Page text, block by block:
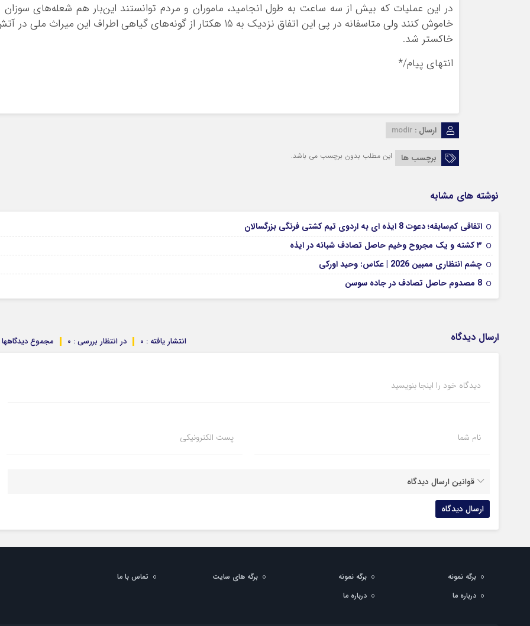
در این عملیات که بیش از سه ساعت به طول انجامید، ماموران و مردم توانستند این‌بار هم شعله‌های سوزان
خاموش کنند ولی متاسفانه در پی این اتفاق نزدیک به 15 هکتار از گونه‌های گیاهی اطراف این میراث ملی در
خاکستر شد.
انتهای پیام/*
ارسال : modir
برچسب ها این مطلب بدون برچسب می باشد.
نوشته های مشابه
اتفاقی کم‌سابقه؛ دعوت 8 ایذه ای به اردوی تیم کشتی فرنگی بزرگسالان
۳ کشته و یک مجروح وخیم حاصل تصادف شبانه در ایذه
چشم انتظاری ممبین 2026 | عکاس: وحید اورکی
8 مصدوم حاصل تصادف در جاده سوسن
ارسال دیدگاه مجموع دیدگاهها : در انتظار بررسی : 0 انتشار یافته : 0
دیدگاه خود را اینجا بنویسید
نام شما پست الکترونیکی
قوانین ارسال دیدگاه
برگه نمونه برگه نمونه برگه های سایت
تماس با ما
درباره ما
درباره ما